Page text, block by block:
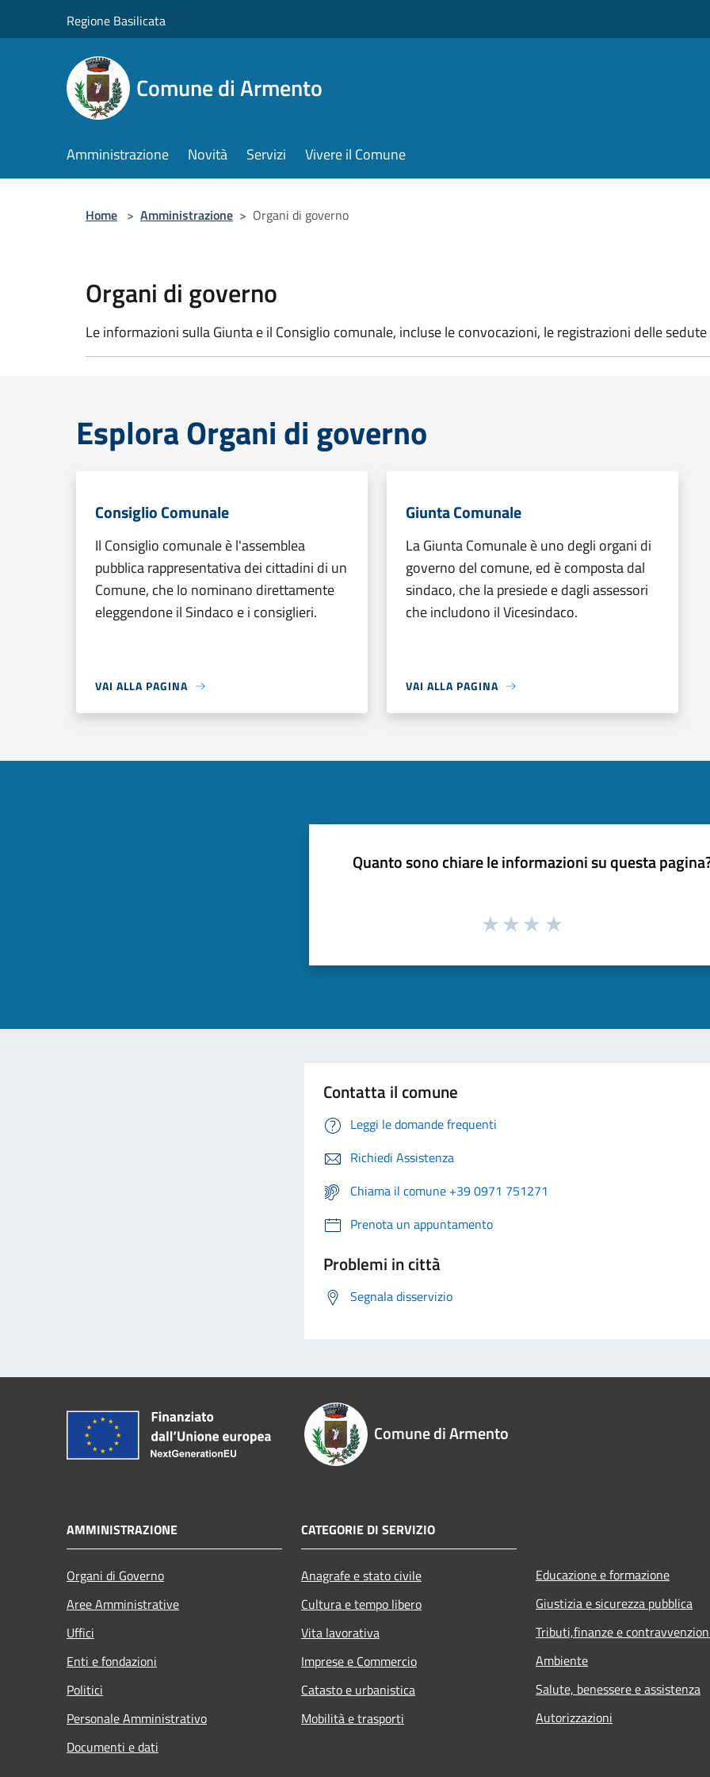
Regione Basilicata
Comune di Armento
Amministrazione Novità Servizi Vivere il Comune
Home > Amministrazione > Organi di governo
Organi di governo
Le informazioni sulla Giunta e il Consiglio comunale, incluse le convocazioni, le registrazioni delle
Esplora Organi di governo
Consiglio Comunale
Il Consiglio comunale è l'assemblea
pubblica rappresentativa dei cittadini di un
Comune, che lo nominano direttamente
eleggendone il Sindaco e i consiglieri.
VAI ALLA PAGINA
Giunta Comunale
La Giunta Comunale è uno degli organi di
governo del comune, ed è composta dal
sindaco, che la presiede e dagli assessori
che includono il Vicesindaco.
VAI ALLA PAGINA
Quanto sono chiare le informazioni su questa
Contatta il comune
Leggi le domande frequenti
Richiedi Assistenza
Chiama il comune +39 0971 751271
Prenota un appuntamento
Problemi in città
Segnala disservizio
Comune di Armento
AMMINISTRAZIONE
Organi di Governo
Aree Amministrative
Uffici
Enti e fondazioni
Politici
Personale Amministrativo
Documenti e dati
CATEGORIE DI SERVIZIO
Anagrafe e stato civile
Cultura e tempo libero
Vita lavorativa
Imprese e Commercio
Catasto e urbanistica
Mobilità e trasporti
Educazione e formazione
Giustizia e sicurezza pubblica
Tributi,finanze e
Ambiente
Salute, benessere e assistenza
Autorizzazioni